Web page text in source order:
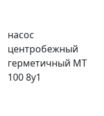
насос
центробежный
герметичный МТ
100 8у1